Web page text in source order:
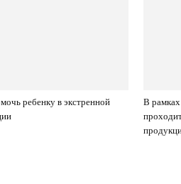
ребенку в экстренной
В